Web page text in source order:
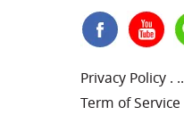
Privacy Policy . ..
Term of Service